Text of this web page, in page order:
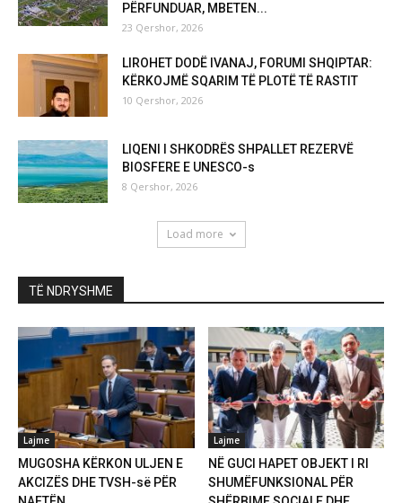
PËRFUNDUAR, MBETEN...
23 Qershor, 2026
LIROHET DODË IVANAJ, FORUMI SHQIPTAR:
KËRKOJMË SQARIM TË PLOTË TË RASTIT
10 Qershor, 2026
LIQENI I SHKODRËS SHPALLET REZERVË
BIOSFERE E UNESCO-s
8 Qershor, 2026
Load more
TË NDRYSHME
Lajme
MUGOSHA KËRKON ULJEN E
AKCIZËS DHE TVSH-së PËR
Lajme
NË GUCI HAPET OBJEKT I RI
SHUMËFUNKSIONAL PËR